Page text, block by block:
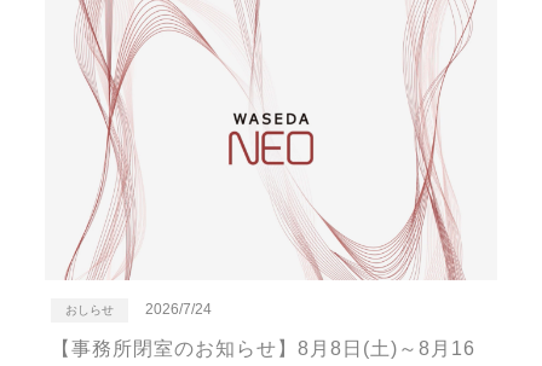
おしらせ 2026/7/24
【事務所閉室のお知らせ】8月8日(土)～8月16